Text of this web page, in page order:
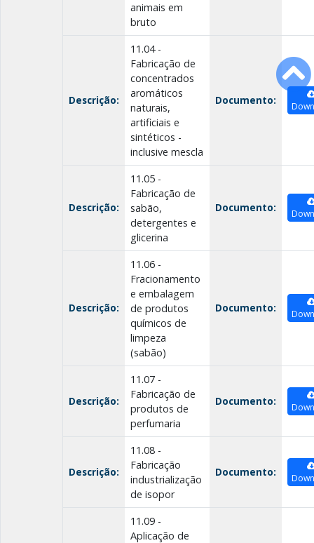
animais em
bruto
Descrição:
11.04 -
Fabricação de
concentrados
aromáticos
naturais,
artificiais e
sintéticos -
inclusive mescla
Documento:
Descrição:
11.05 -
Fabricação de
sabão,
detergentes e
glicerina
Documento:
Descrição:
11.06 -
Fracionamento
e embalagem
de produtos
químicos de
limpeza
(sabão)
Documento:
Descrição:
11.07 -
Fabricação de
produtos de
perfumaria
Documento:
Descrição:
11.08 -
Fabricação
industrialização
de isopor
Documento:
11.09 -
Aplicação de